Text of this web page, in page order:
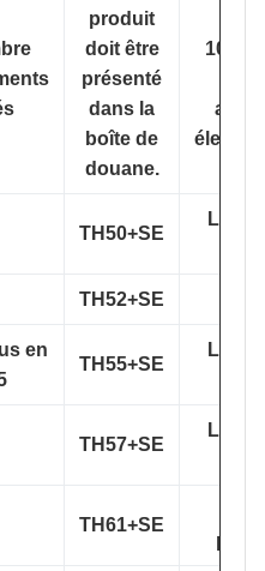
produit
doit être
présenté
dans la
boîte de
douane.
TH50+SE
Le
TH52+SE
en
TH55+SE
Le
TH57+SE
Le
TH61+SE